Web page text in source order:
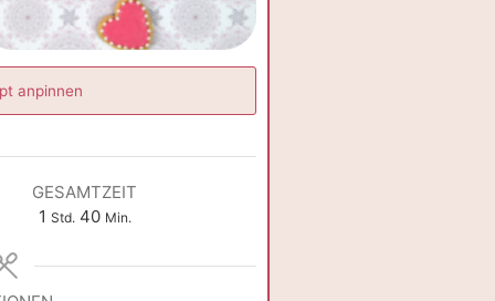
anpinnen
GESAMTZEIT
1 Stunde
Std. 40Minuten
Min.